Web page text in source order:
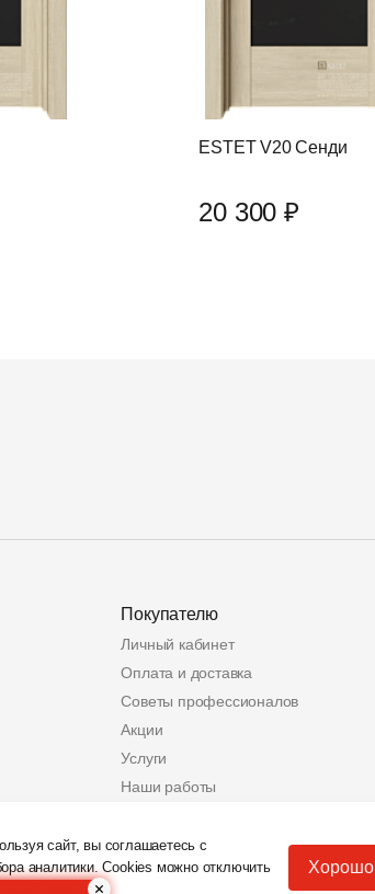
ESTET V20 Сенди
20 300 ₽
Покупателю
Личный кабинет
Оплата и доставка
Советы профессионалов
Акции
Услуги
Наши работы
Защита персональных данных
Скидки от партнеров
сайт, вы соглашаетесь с
аналитики. Cookies можно отключить
браузера.
Хорошо